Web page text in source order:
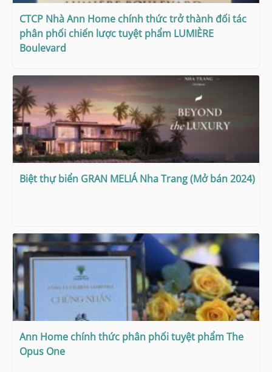
CTCP Nhà Ann Home chính thức trở thành đối tác
phân phối chiến lược tuyệt phẩm LUMIÈRE
Boulevard
Biệt thự biển GRAN MELIÁ Nha Trang (Mở bán 2024)
Ann Home chính thức phân phối tuyệt phẩm The
Opus One